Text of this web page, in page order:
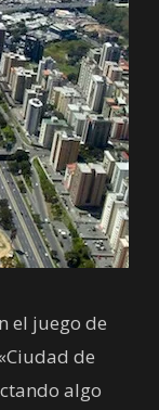
el juego de
de
algo